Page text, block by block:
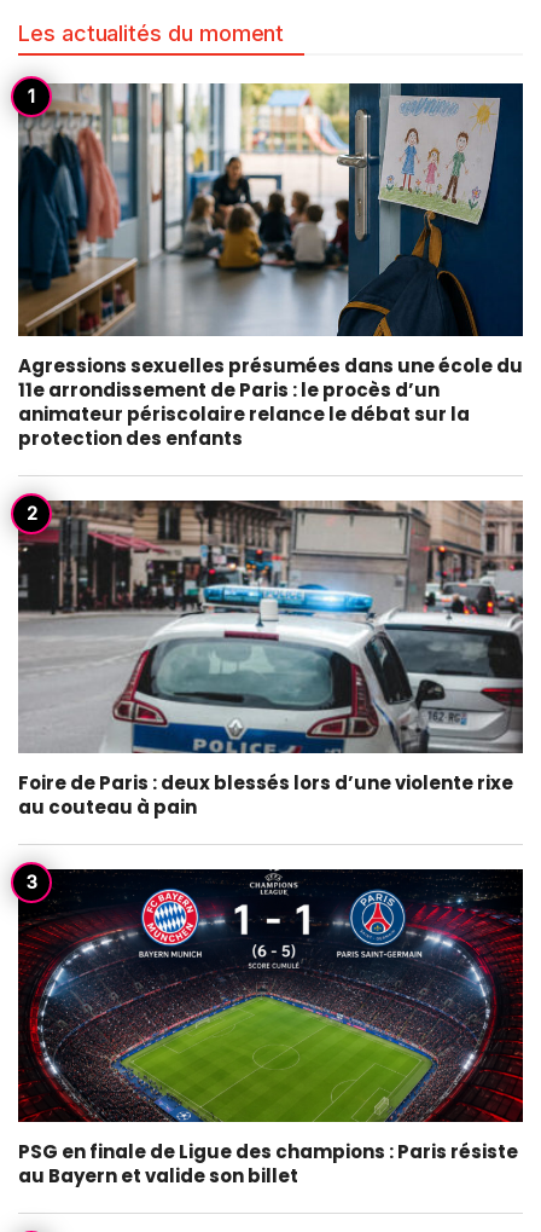
Les actualités du moment
Agressions sexuelles présumées dans une école du
11e arrondissement de Paris : le procès d’un
animateur périscolaire relance le débat sur la
protection des enfants
Foire de Paris : deux blessés lors d’une violente rixe
au couteau à pain
PSG en finale de Ligue des champions : Paris résiste
au Bayern et valide son billet